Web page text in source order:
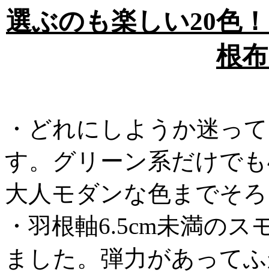
選ぶのも楽しい20色
根
・どれにしようか迷っ
す。グリーン系だけで
大人モダンな色までそ
・羽根軸6.5cm未満の
ました。弾力があって